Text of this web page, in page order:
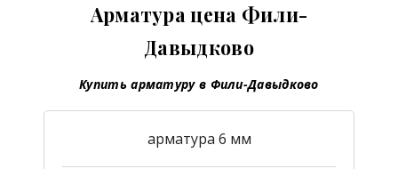
Арматура цена Фили-
Давыдково
Купить арматуру в Фили-Давыдково
арматура 6 мм